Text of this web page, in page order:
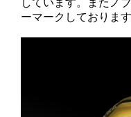
しています。またノ
ーマークしております